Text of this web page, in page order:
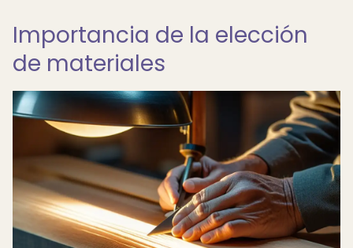
Importancia de la elección
de materiales